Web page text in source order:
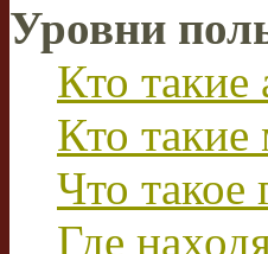
Уровни
Кто такие
Кто такие
Что такое
Где